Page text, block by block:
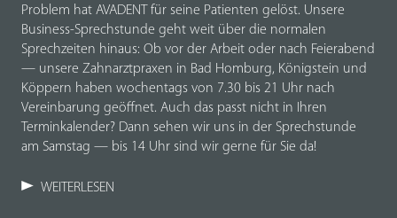
Problem hat AVADENT für seine Patienten gelöst. Unsere
Business-Sprechstunde geht weit über die normalen
Sprechzeiten hinaus: Ob vor der Arbeit oder nach Feierabend
— unsere Zahnarztpraxen in Bad Homburg, Königstein und
Köppern haben wochentags von 7.30 bis 21 Uhr nach
Vereinbarung geöffnet. Auch das passt nicht in Ihren
Terminkalender? Dann sehen wir uns in der Sprechstunde
am Samstag — bis 14 Uhr sind wir gerne für Sie da!
WEITERLESEN